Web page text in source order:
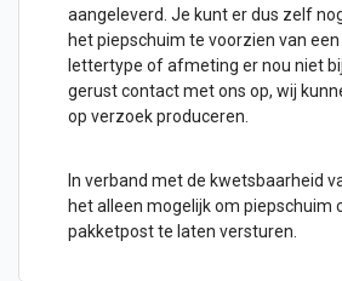
aangeleverd. Je kunt er dus zelf
het piepschuim te voorzien van
lettertype of afmeting er nou niet
gerust contact met ons op, wij
op verzoek produceren.
In verband met de kwetsbaarheid
het alleen mogelijk om piepschuim
pakketpost te laten versturen.